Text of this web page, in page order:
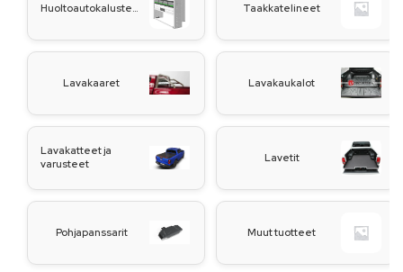
Taakkatelineet
Lavakaaret Lavakaukalot
Lavakatteet ja
varusteet
Lavetit
Pohjapanssarit Muut tuotteet